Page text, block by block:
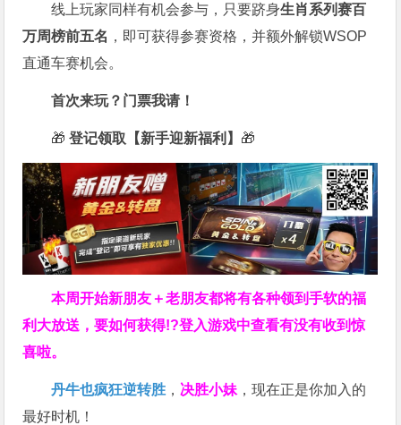
线上玩家同样有机会参与，只要跻身生肖系列赛百
万周榜前五名 ，即可获得参赛资格，并额外解锁WSOP
直通车赛机会。
首次来玩？门票我请！
🎁 登记领取【新手迎新福利】 🎁
本周开始新朋友＋老朋友都将有各种领到手软的福
利大放送，要如何获得!?登入游戏中查看有没有收到惊
喜啦。
丹牛也疯狂逆转胜 ， 决胜小妹 ，现在正是你加入的
最好时机！